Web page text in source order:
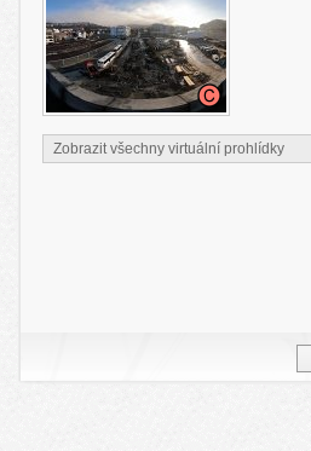
Zobrazit všechny virtuální prohlídky